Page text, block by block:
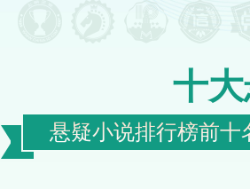
十
悬疑小说排行榜前